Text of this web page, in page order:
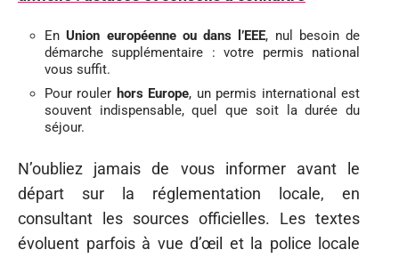
EnUnion européenne ou dans l’EEE, nul besoin de
démarche supplémentaire : votre permis national
vous suffit.
Pour rouler hors Europe, un permis international est
souvent indispensable, quel que soit la durée du
séjour.
N’oubliez jamais de vous informer avant le
départ sur la réglementation locale, en
consultant les sources officielles. Les textes
évoluent parfois à vue d’œil et la police locale